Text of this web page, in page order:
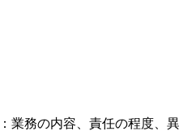
務の内容、責任の程度、